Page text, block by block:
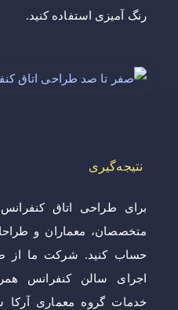
رنگ آمیزی استفاده کنید.
نتیجه‌گیری
برای طراحی اتاق
متخصصان، معماران و
حساب کنید. شرکت ما از
اجرای سالن کنفرانس
خدمات گروه معماری آرکا